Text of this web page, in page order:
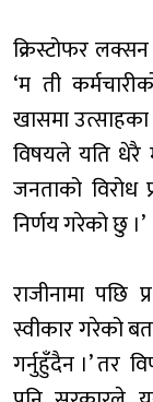
क्रिस्टोफर
‘म ती
खासमा
विषयले यति धेरै
जनताको विरोध
निर्णय गरेको छु ।’
राजीनामा पछि
स्वीकार गरेको
गर्नुहुँदैन ।’ तर